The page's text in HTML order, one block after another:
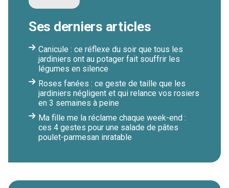
Ses derniers articles
Canicule : ce réflexe du soir que tous les
jardiniers ont au potager fait souffrir les
légumes en silence
Roses fanées : ce geste de taille que les
jardiniers négligent et qui relance vos rosiers
en 3 semaines à peine
Ma fille me la réclame chaque week-end :
ces 4 gestes pour une salade de pâtes
poulet-parmesan inratable